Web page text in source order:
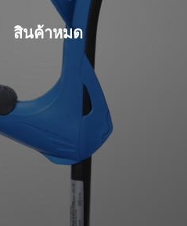
สินค้าหมด